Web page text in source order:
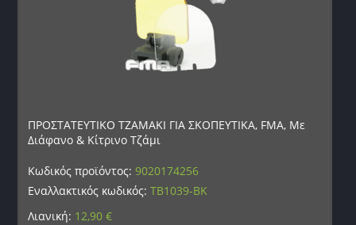
ΠΡΟΣΤΑΤΕΥΤΙΚΟ ΤΖΑΜΑΚΙ ΓΙΑ ΣΚΟΠΕΥΤΙΚΑ, FMA, Με
Διάφανο & Κίτρινο Τζάμι
Κωδικός προϊόντος:9020174256
Εναλλακτικός κωδικός:TB1039-ΒΚ
Λιανική: 12,90€